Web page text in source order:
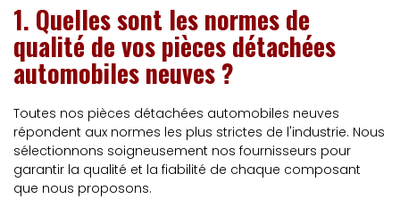
1. Quelles sont les normes de
qualité de vos pièces détachées
automobiles neuves ?
Toutes nos pièces détachées automobiles neuves
répondent aux normes les plus strictes de l'industrie. Nous
sélectionnons soigneusement nos fournisseurs pour
garantir la qualité et la fiabilité de chaque composant
que nous proposons.